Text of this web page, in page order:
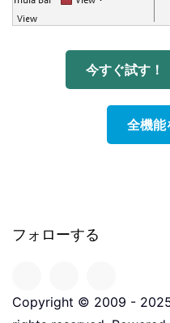
今すぐ試す！
全機能
フォローする
Copyright © 2009 -